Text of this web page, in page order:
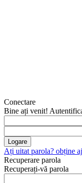
Conectare
Bine ați venit!
Ați uitat parola? obține
Recuperare parola
Recuperați-vă parola